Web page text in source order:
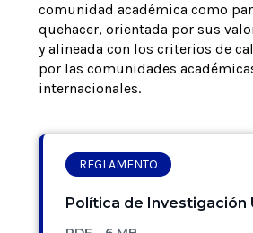
comunidad académica como
quehacer, orientada por sus
y alineada con los criterios de
por las comunidades
internacionales.
REGLAMENTO
Política de Investigación